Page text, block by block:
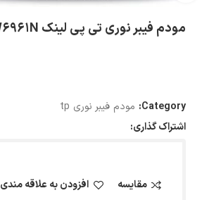
مودم فیبر نوری تی پی لینک TX-W6961N
Category: مودم فیبر نوری tp
اشتراک گذاری:
مقایسه افزودن به علاقه مندی